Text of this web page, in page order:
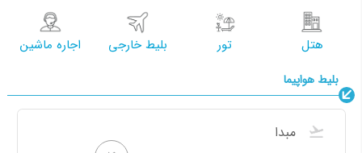
هتل تور بلیط خارجی اجاره ماشین
بلیط هواپیما